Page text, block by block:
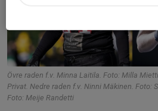
Övre raden f.v. Minna Laitila. Foto: Milla
Privat. Nedre raden f.v. Ninni Mäkinen. Foto:
Foto: Meije Randetti